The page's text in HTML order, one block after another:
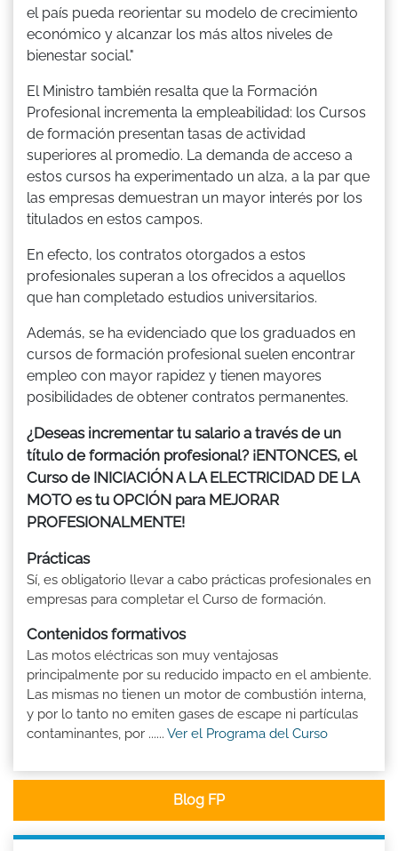
el país pueda reorientar su modelo de crecimiento
económico y alcanzar los más altos niveles de
bienestar social."
El Ministro también resalta que la Formación
Profesional incrementa la empleabilidad: los Cursos
de formación presentan tasas de actividad
superiores al promedio. La demanda de acceso a
estos cursos ha experimentado un alza, a la par que
las empresas demuestran un mayor interés por los
titulados en estos campos.
En efecto, los contratos otorgados a estos
profesionales superan a los ofrecidos a aquellos
que han completado estudios universitarios.
Además, se ha evidenciado que los graduados en
cursos de formación profesional suelen encontrar
empleo con mayor rapidez y tienen mayores
posibilidades de obtener contratos permanentes.
¿Deseas incrementar tu salario a través de un
título de formación profesional? ¡ENTONCES, el
Curso de INICIACIÓN A LA ELECTRICIDAD DE LA
MOTO es tu OPCIÓN para MEJORAR
PROFESIONALMENTE!
Prácticas
Sí, es obligatorio llevar a cabo prácticas profesionales en
empresas para completar el Curso de formación.
Contenidos formativos
Las motos eléctricas son muy ventajosas
principalmente por su reducido impacto en el ambiente.
Las mismas no tienen un motor de combustión interna,
y por lo tanto no emiten gases de escape ni partículas
contaminantes, por ...... Ver el Programa del Curso
Blog FP